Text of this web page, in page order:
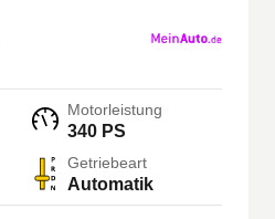
Motorleistung
340 PS
Getriebeart
Automatik